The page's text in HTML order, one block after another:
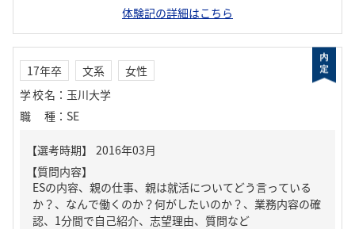
体験記の詳細はこちら
17年卒 文系
女性
学校名 ： 玉川大学
職種 ： SE
【質問内容】
ESの内容、親の仕事、親は就活についてどう言っている
か？、なんで働くのか？何がしたいのか？、業務内容の確
認、1分間で自己紹介、志望理由、質問など